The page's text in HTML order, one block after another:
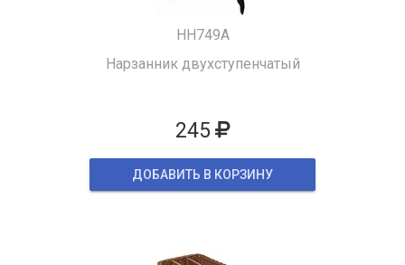
HH749A
Нарзанник двухступенчатый
245
ДОБАВИТЬ В КОРЗИНУ